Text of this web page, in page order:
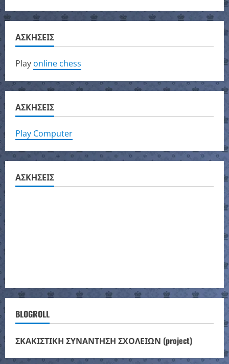
ΑΣΚΗΣΕΙΣ
Play online chess
ΑΣΚΗΣΕΙΣ
Play Computer
ΑΣΚΗΣΕΙΣ
BLOGROLL
ΣΚΑΚΙΣΤΙΚΗ ΣΥΝΑΝΤΗΣΗ ΣΧΟΛΕΙΩΝ (project)